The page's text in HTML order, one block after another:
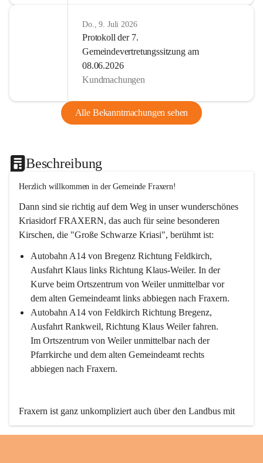
Do., 9. Juli 2026
Protokoll der 7.
Gemeindevertretungssitzung am
08.06.2026
Kundmachungen
Alle Bekanntmachungen sehen
Beschreibung
Herzlich willkommen in der Gemeinde Fraxern!
Dann sind sie richtig auf dem Weg in unser wunderschönes
Kriasidorf FRAXERN, das auch für seine besonderen
Kirschen, die "Große Schwarze Kriasi", berühmt ist:
Autobahn A14 von Bregenz Richtung Feldkirch,
Ausfahrt Klaus links Richtung Klaus-Weiler. In der
Kurve beim Ortszentrum von Weiler unmittelbar vor
dem alten Gemeindeamt links abbiegen nach Fraxern.
Autobahn A14 von Feldkirch Richtung Bregenz,
Ausfahrt Rankweil, Richtung Klaus Weiler fahren.
Im Ortszentrum von Weiler unmittelbar nach der
Pfarrkirche und dem alten Gemeindeamt rechts
abbiegen nach Fraxern.
Fraxern ist ganz unkompliziert auch über den Landbus mit
den öffentlichen Verkehrsmitteln zu erreichen. Die Linie